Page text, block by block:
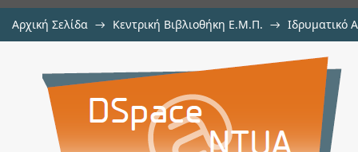
Αρχική Σελίδα → Κεντρική Βιβλιοθήκη Ε.Μ.Π. → Ιδρυματικό
Συμμετοχικός σχεδιασμός